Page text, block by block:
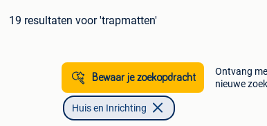
19 resultaten voor 'trapmatten'
Bewaar je zoekopdracht
Ontvang
nieuwe
Huis en Inrichting